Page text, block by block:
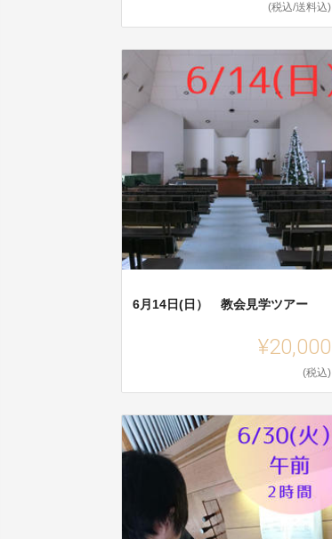
(税込/送料込)
6月14日(日） 教会見学ツアー
¥20,000
(税込)